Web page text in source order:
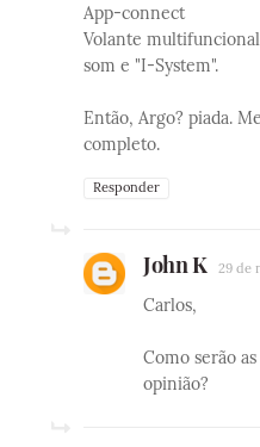
App-connect
Volante
som e "I-System".
Então, Argo? piada.
completo.
Responder
John K 29 de
Carlos,
Como serão
opinião?